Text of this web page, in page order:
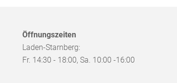
Öffnungszeiten
Laden-Starnberg:
Fr. 14:30 - 18:00, Sa. 10:00 -16:00